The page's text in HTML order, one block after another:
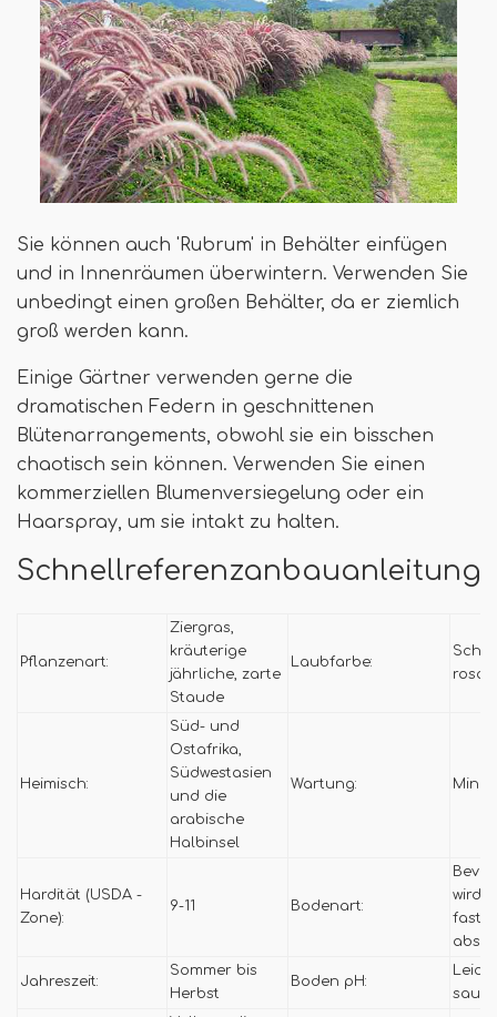
Sie können auch 'Rubrum' in Behälter einfügen
und in Innenräumen überwintern. Verwenden Sie
unbedingt einen großen Behälter, da er ziemlich
groß werden kann.
Einige Gärtner verwenden gerne die
dramatischen Federn in geschnittenen
Blütenarrangements, obwohl sie ein bisschen
chaotisch sein können. Verwenden Sie einen
kommerziellen Blumenversiegelung oder ein
Haarspray, um sie intakt zu halten.
Schnellreferenzanbauanleitung
Pflanzenart:
Ziergras,
kräuterige
jährliche, zarte
Staude
Laubfarbe:
rosa
Heimisch:
Süd- und
Ostafrika,
Südwestasien
und die
arabische
Halbinsel
Wartung:
Hardität (USDA -
Zone):
9-11 Bodenart:
wird
fast
Jahreszeit:
Sommer bis
Herbst
Boden pH: